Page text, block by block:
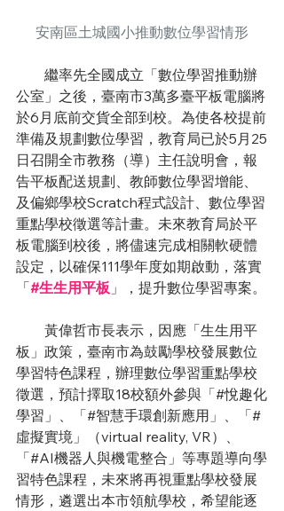
安南區土城國小推動數位學習情形
繼率先全國成立「數位學習推動辦
公室」之後，臺南市3萬多臺平板電腦將
於6月底前交貨全部到校。為使各校提前
準備及規劃數位學習，教育局已於5月25
日召開全市教務（導）主任說明會，報
告平板配送規劃、教師數位學習增能、
及偏鄉學校Scratch程式設計、數位學習
重點學校徵選等計畫。未來教育局於平
板電腦到校後，將儘速完成相關軟硬體
設定，以確保111學年度如期啟動，落實
「#生生用平板 」，提升數位學習專案。
黃偉哲市長表示，因應「生生用平
板」政策，臺南市為鼓勵學校發展數位
學習特色課程，辦理數位學習重點學校
徵選，預計擇取18校額外參與「#悅趣化
學習」、「#智慧手環創新應用」、「#
虛擬實境」（virtual reality, VR）、
「#AI機器人與機電整合」等專題導向學
習特色課程，未來將再視重點學校發展
情形，遴選出本市領航學校，希望能逐